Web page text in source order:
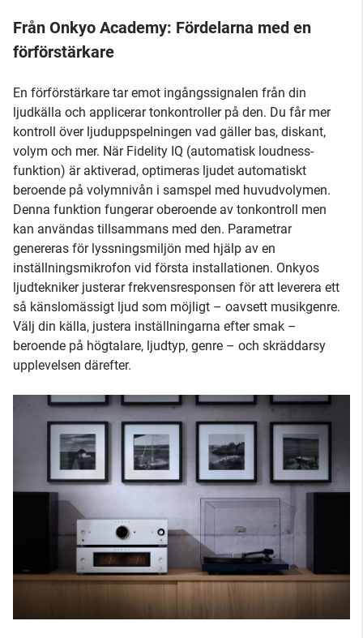
Från Onkyo Academy: Fördelarna med en
förförstärkare
En förförstärkare tar emot ingångssignalen från din
ljudkälla och applicerar tonkontroller på den. Du får mer
kontroll över ljuduppspelningen vad gäller bas, diskant,
volym och mer. När Fidelity IQ (automatisk loudness-
funktion) är aktiverad, optimeras ljudet automatiskt
beroende på volymnivån i samspel med huvudvolymen.
Denna funktion fungerar oberoende av tonkontroll men
kan användas tillsammans med den. Parametrar
genereras för lyssningsmiljön med hjälp av en
inställningsmikrofon vid första installationen. Onkyos
ljudtekniker justerar frekvensresponsen för att leverera ett
så känslomässigt ljud som möjligt – oavsett musikgenre.
Välj din källa, justera inställningarna efter smak –
beroende på högtalare, ljudtyp, genre – och skräddarsy
upplevelsen därefter.